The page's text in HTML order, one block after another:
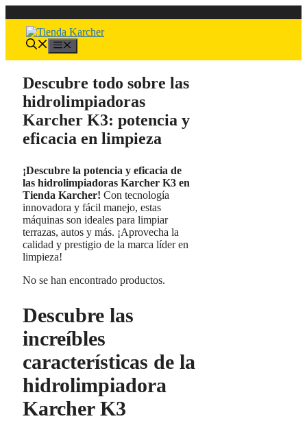
al
contenido
Descubre todo sobre las
hidrolimpiadoras
Karcher K3: potencia y
eficacia en limpieza
¡Descubre la potencia y eficacia de
las hidrolimpiadoras Karcher K3 en
Tienda Karcher! Con tecnología
innovadora y fácil manejo, estas
máquinas son ideales para limpiar
terrazas, autos y más. ¡Aprovecha la
calidad y prestigio de la marca líder en
limpieza!
No se han encontrado productos.
Descubre las
increíbles
características de la
hidrolimpiadora
Karcher K3